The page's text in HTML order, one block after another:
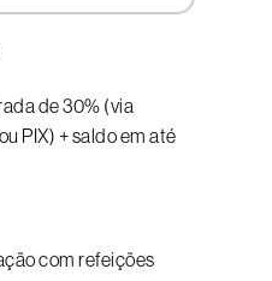
de 30% (via
PIX) + saldo em até
com refeições